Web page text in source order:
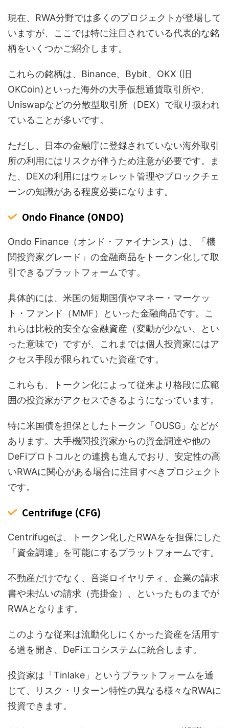
現在、RWA分野では多くのプロジェクトが登場して
いますが、ここでは特に注目されている代表的な銘
柄をいくつかご紹介します。
これらの銘柄は、Binance、Bybit、OKX (旧
OKCoin)といった海外の大手仮想通貨取引所や、
Uniswapなどの分散型取引所（DEX）で取り扱われ
ていることが多いです。
ただし、日本の金融庁に登録されていない海外取引
所の利用にはリスクが伴うため注意が必要です。ま
た、DEXの利用にはウォレット管理やブロックチェ
ーンの知識がある程度必要になります。
Ondo Finance (ONDO)
Ondo Finance（オンド・ファイナンス）は、「機
関投資家グレード」の金融商品をトークン化して取
引できるプラットフォームです。
具体的には、米国の短期国債やマネー・マーケッ
ト・ファンド（MMF）といった金融商品です。こ
れらは比較的安全な金融資産（変動が少ない、とい
った意味で）ですが、これまでは個人投資家にはア
クセス手段が限られていた資産です。
これらも、トークン化によって従来より格段に広範
囲の投資家がアクセスできるようになっています。
特に米国債を担保としたトークン「OUSG」などが
あります。大手機関投資家からの資金調達や他の
DeFiプロトコルとの連携も進んでおり、安定性の高
いRWAに関心がある場合に注目すべきプロジェクト
です。
Centrifuge (CFG)
Centrifugeは、トークン化したRWAをを担保にした
「資金調達」を可能にするプラットフォームです。
不動産だけでなく、音楽ロイヤリティ、企業の請求
書や未払いの請求（売掛金）、といったものまでが
RWAとなります。
このような従来は流動化しにくかった資産を活用す
る道を開き、DeFiエコシステムに統合します。
投資家は「Tinlake」というプラットフォームを通
じて、リスク・リターン特性の異なる様々なRWAに
投資できます。